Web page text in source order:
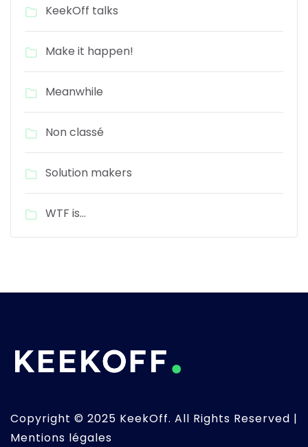
KeekOff talks
Make it happen!
Meanwhile
Non classé
Solution makers
WTF is…
Copyright © 2025 KeekOff. All Rights Reserved |
Mentions légales